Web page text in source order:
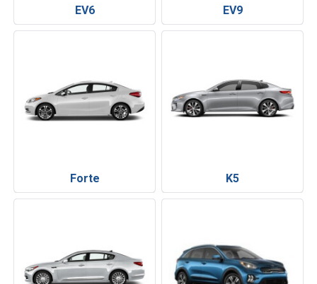
EV6 EV9
Forte K5